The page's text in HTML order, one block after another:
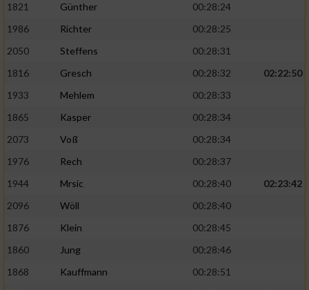
1821
Günther
00:28:24
1986
Richter
00:28:25
2050
Steffens
00:28:31
1816
Gresch 00:28:32
02:22:50
1933
Mehlem
00:28:33
1865
Kasper
00:28:34
2073
Voß
00:28:34
1976
Rech
00:28:37
1944
Mrsic 00:28:40
02:23:42
2096
Wöll
00:28:40
1876
Klein
00:28:45
1860
Jung
00:28:46
1868
Kauffmann
00:28:51